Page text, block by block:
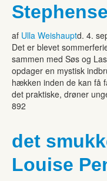
af Ulla Weishauptd. 4.
Det er blevet
sammen med Søs og
opdager en mystisk
hækken inden de kan få
det praktiske, drøner
892
det
Louise